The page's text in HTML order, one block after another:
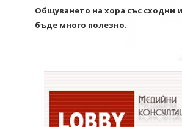
Общуването на хора със сходни
бъде много полезно.